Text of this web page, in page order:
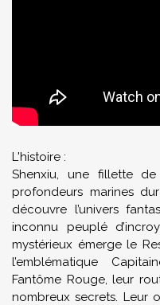
L'histoire :
Shenxiu, une fillette
profondeurs marines
découvre l’univers
inconnu peuplé
mystérieux émerge le
l’emblématique
Fantôme Rouge, leur
nombreux secrets. Leur